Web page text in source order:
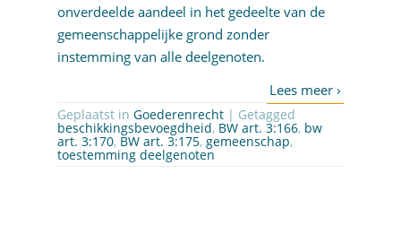
onverdeelde aandeel in het gedeelte van de
gemeenschappelijke grond zonder
instemming van alle deelgenoten.
Geplaatst in Goederenrecht | Getagged
beschikkingsbevoegdheid, BW art. 3:166, bw
art. 3:170, BW art. 3:175, gemeenschap,
toestemming deelgenoten